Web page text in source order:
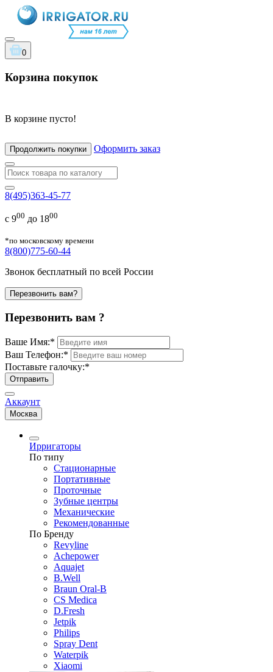
0
Корзина покупок
В корзине пусто!
Продолжить покупки Оформить заказ
8(495)363-45-77
с 900 до 1800
*по московскому времени
8(800)775-60-44
Звонок бесплатный по всей России
Перезвонить вам?
Перезвонить вам ?
Ваше Имя:*
Ваш Телефон:*
Поставьте галочку:*
Отправить
Аккаунт
Москва
Ирригаторы
По типу
Стационарные
Портативные
Проточные
Зубные центры
Механические
Рекомендованные
По Бренду
Revyline
Achepower
Aquajet
B.Well
Braun Oral-B
CS Medica
D.Fresh
Jetpik
Philips
Spray Dent
Waterpik
Xiaomi